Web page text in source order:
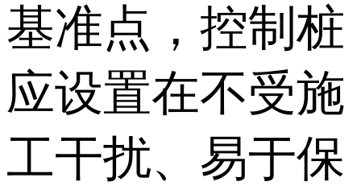
基准点，控制桩
应设置在不受施
工干扰、易于保